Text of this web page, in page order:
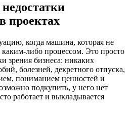
проектах
когда машина, которая не
каким-либо процессом. Это просто
зрения бизнеса: никаких
болезней, декретного отпуска,
пониманием ценностей и
подкупить, у него нет
работает и выкладывается